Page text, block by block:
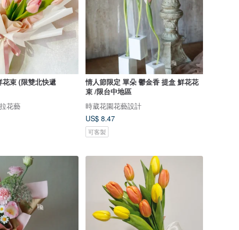
粉色鬱金香鮮花束 (限雙北快遞
花藝
情人節限定 單朵 鬱金香 提盒 鮮花花
束 /限台中地區
時葳花園花藝設計
US$ 8.47
可客製